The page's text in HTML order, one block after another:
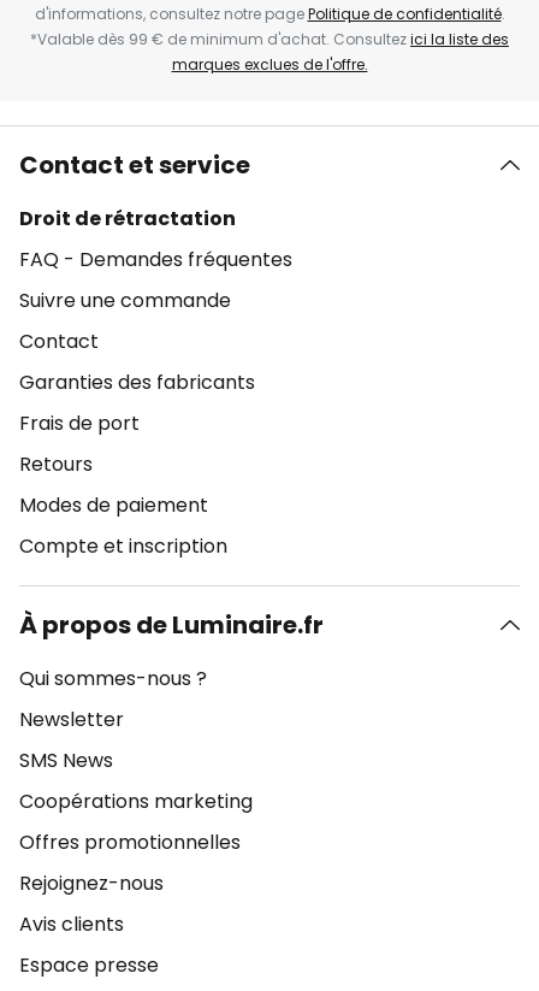
d'informations, consultez notre pagePolitique de confidentialité.
*Valable dès 99 € de minimum d'achat. Consultezici la liste des
marques exclues de l'offre.
Contact et service
Droit de rétractation
FAQ - Demandes fréquentes
Suivre une commande
Contact
Garanties des fabricants
Frais de port
Retours
Modes de paiement
Compte et inscription
À propos de Luminaire.fr
Qui sommes-nous ?
Newsletter
SMS News
Coopérations marketing
Offres promotionnelles
Rejoignez-nous
Avis clients
Espace presse